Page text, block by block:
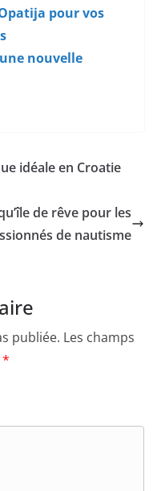
pour vos
nouvelle
idéale en Croatie
de rêve pour les
de nautisme
publiée. Les champs
*